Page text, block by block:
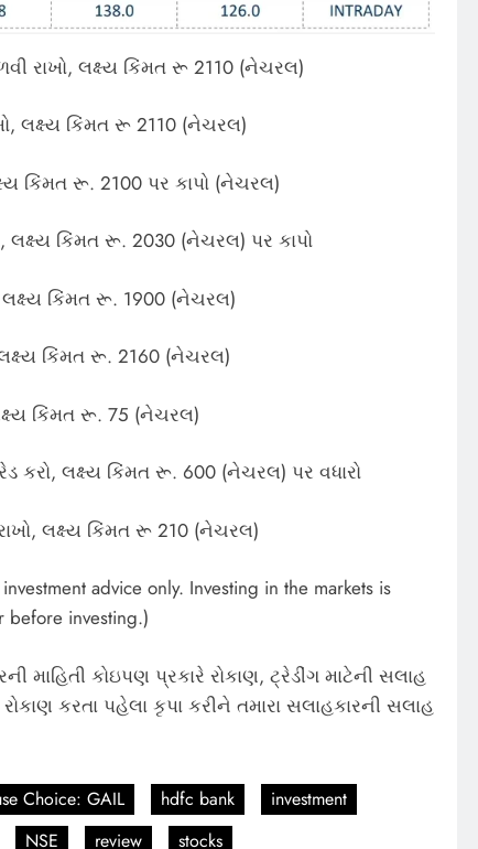
રાખો, લક્ષ્ય કિંમત રૂ 2110 (નેચરલ)
લક્ષ્ય કિંમત રૂ 2110 (નેચરલ)
કિંમત રૂ. 2100 પર કાપો (નેચરલ)
કિંમત રૂ. 2030 (નેચરલ) પર કાપો
લક્ષ્ય કિંમત રૂ. 1900 (નેચરલ)
કિંમત રૂ. 2160 (નેચરલ)
કિંમત રૂ. 75 (નેચરલ)
લક્ષ્ય કિંમત રૂ. 600 (નેચરલ) પર વધારો
લક્ષ્ય કિંમત રૂ 210 (નેચરલ)
advice only. Investing in the markets is
before investing.)
માહિતી કોઇપણ પ્રકારે રોકાણ, ટ્રેડીંગ માટેની સલાહ
કરતા પહેલા કૃપા કરીને તમારા સલાહકારની સલાહ
Choice: GAIL hdfc bank
investment
NSE review stocks